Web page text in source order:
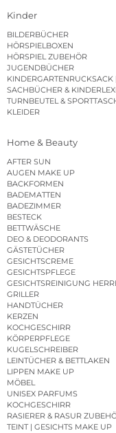
Kinder
BILDERBÜCHER
HÖRSPIELBOXEN
HÖRSPIEL ZUBEHÖR
JUGENDBÜCHER
SACHBÜCHER &
TURNBEUTEL &
KLEIDER
Home & Beauty
AFTER SUN
AUGEN MAKE UP
BACKFORMEN
BADEMATTEN
BADEZIMMER
BESTECK
BETTWÄSCHE
DEO & DEODORANTS
GÄSTETÜCHER
GESICHTSCREME
GESICHTSPFLEGE
GESICHTSREINIGUNG
GRILLER
HANDTÜCHER
KERZEN
KOCHGESCHIRR
KÖRPERPFLEGE
KUGELSCHREIBER
LEINTÜCHER & BETTLAKEN
LIPPEN MAKE UP
MÖBEL
UNISEX PARFUMS
KOCHGESCHIRR
RASIERER & RASUR
TEINT | GESICHTS MAKE UP